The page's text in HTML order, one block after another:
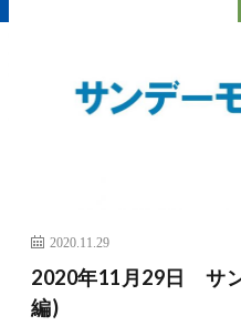
2020.11.29
2020年11月29日 サ
編)